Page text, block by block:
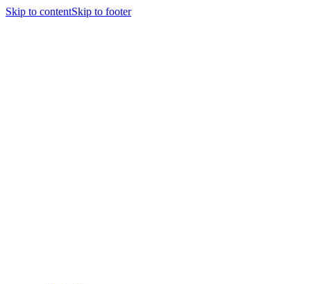
Skip to contentSkip to footer